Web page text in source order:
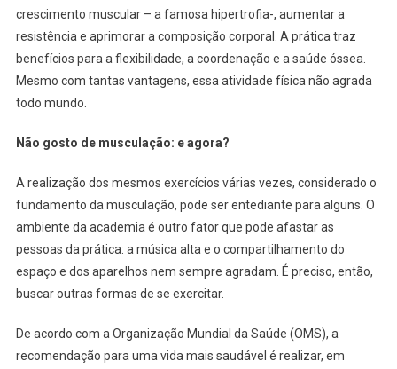
crescimento muscular – a famosa hipertrofia-, aumentar a
resistência e aprimorar a composição corporal. A prática traz
benefícios para a flexibilidade, a coordenação e a saúde óssea.
Mesmo com tantas vantagens, essa atividade física não agrada
todo mundo.
Não gosto de musculação: e agora?
A realização dos mesmos exercícios várias vezes, considerado o
fundamento da musculação, pode ser entediante para alguns. O
ambiente da academia é outro fator que pode afastar as
pessoas da prática: a música alta e o compartilhamento do
espaço e dos aparelhos nem sempre agradam. É preciso, então,
buscar outras formas de se exercitar.
De acordo com a Organização Mundial da Saúde (OMS), a
recomendação para uma vida mais saudável é realizar, em